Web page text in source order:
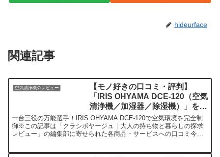
hideurface
関連記事
空気清浄機のレビュー
【モノ好きの口コミ・評判】
「IRIS OHYAMA DCE-120（空気
清浄機／加湿器／除湿機）」を実
際に使ってみた正直感想
一台三役の万能選手！IRIS OHYAMA DCE-120で空気環境を完全制
御※この記事は「クラシボヤージュ｜大人の持ち物と暮らしの探求
レビュー」の編集部に寄せられた各商品・サービスへの口コミ今